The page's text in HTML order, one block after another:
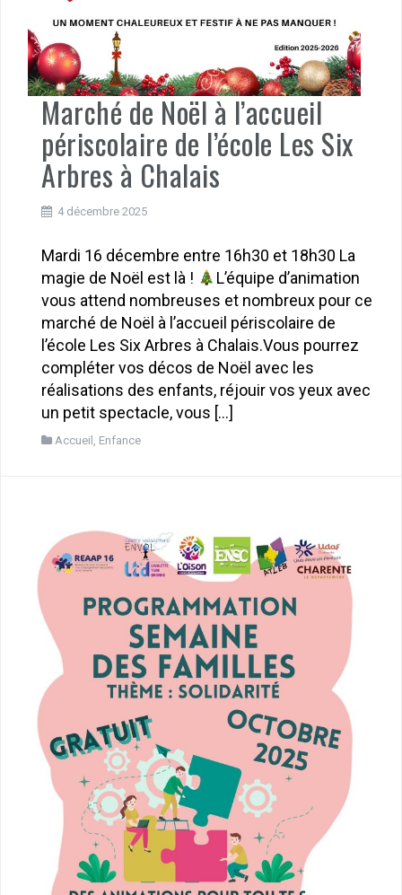
Marché de Noël à l’accueil
périscolaire de l’école Les Six
Arbres à Chalais
4 décembre 2025
Mardi 16 décembre entre 16h30 et 18h30 La
magie de Noël est là !
L’équipe d’animation
vous attend nombreuses et nombreux pour ce
marché de Noël à l’accueil périscolaire de
l’école Les Six Arbres à Chalais.Vous pourrez
compléter vos décos de Noël avec les
réalisations des enfants, réjouir vos yeux avec
un petit spectacle, vous […]
Accueil Enfance